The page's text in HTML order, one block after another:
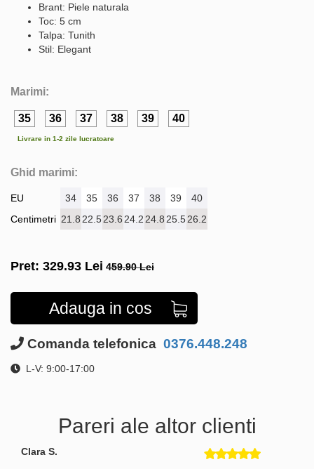
Brant: Piele naturala
Toc: 5 cm
Talpa: Tunith
Stil: Elegant
Marimi:
35 36 37 38 39 40
Livrare in 1-2 zile lucratoare
Ghid marimi:
EU
Centimetri
34 35 36 37 38 39
40
21.8 22.523.6 24.2 24.8 25.526.2
Pret: 329.93 Lei 459.90 Lei
Adauga in cos
Comanda telefonica 0376.448.248
L-V: 9:00-17:00
Pareri ale altor clienti
Clara S.